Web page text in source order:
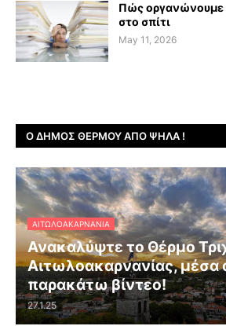
Πώς οργανώνουμε
στο σπίτι
May 11, 2026
Ο ΔΉΜΟΣ ΘΈΡΜΟΥ ΑΠΌ ΨΗΛΆ !
ΑΙΤΩΛΟΑΚΑΡΝΑΝΊΑ
Ανακαλύψτε το Θέρμο
Αιτωλοακαρνανίας, μέσα
παρακάτω βίντεο!
27.1.25